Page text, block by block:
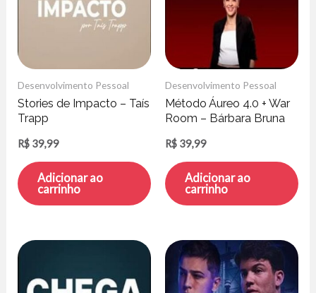
Desenvolvimento Pessoal
Stories de Impacto – Taís
Trapp
R$ 39,99
Adicionar ao
carrinho
Desenvolvimento Pessoal
Método Áureo 4.0 + War
Room – Bárbara Bruna
R$ 39,99
Adicionar ao
carrinho